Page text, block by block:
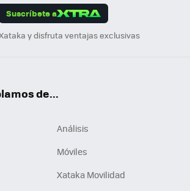
Suscríbete a
y disfruta ventajas exclusivas
de...
Análisis
Móviles
Xataka Movilidad